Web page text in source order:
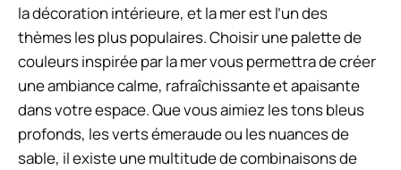
la décoration intérieure, et la mer est l’un des
thèmes les plus populaires. Choisir une palette de
couleurs inspirée par la mer vous permettra de créer
une ambiance calme, rafraîchissante et apaisante
dans votre espace. Que vous aimiez les tons bleus
profonds, les verts émeraude ou les nuances de
sable, il existe une multitude de combinaisons de